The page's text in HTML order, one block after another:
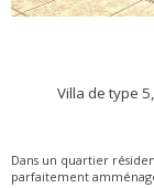
Villa de type
Dans un quartier
parfaitement